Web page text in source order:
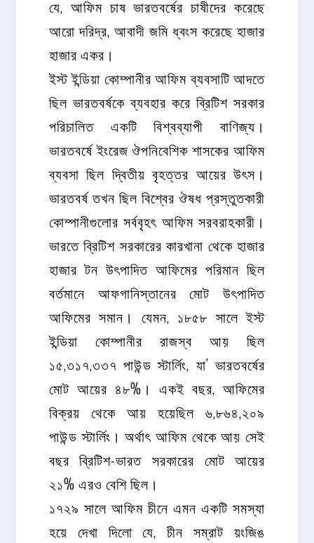
যে, আফিম চাষ ভারতবর্ষের চাষীদের করেছে
আরো দরিদ্র, আবাদী জমি ধ্বংস করেছে হাজার
হাজার একর।
ইস্ট ইন্ডিয়া কোম্পানীর আফিম ব্যবসাটি আদতে
ছিল ভারতবর্ষকে ব্যবহার করে ব্রিটিশ সরকার
পরিচালিত একটি বিশ্বব্যাপী বাণিজ্য।
ভারতবর্ষে ইংরেজ ঔপনিবেশিক শাসকের আফিম
ব্যবসা ছিল দ্বিতীয় বৃহত্তর আয়ের উৎস।
ভারতবর্ষ তখন ছিল বিশ্বের ঔষধ প্রস্তুতকারী
কোম্পানীগুলোর সর্ববৃহৎ আফিম সরবরাহকারী।
ভারতে ব্রিটিশ সরকারের কারখানা থেকে হাজার
হাজার টন উৎপাদিত আফিমের পরিমান ছিল
বর্তমানে আফগানিস্তানের মোট উৎপাদিত
আফিমের সমান। যেমন, ১৮৫৮ সালে ইস্ট
ইন্ডিয়া কোম্পানীর রাজস্ব আয় ছিল
১৫,৩১৭,৩৩৭ পাউন্ড স্টার্লিং, যা’ ভারতবর্ষের
মোট আয়ের ৪৮%। একই বছর, আফিমের
বিক্রয় থেকে আয় হয়েছিল ৬,৮৬৪,২০৯
পাউন্ড স্টার্লিং। অর্থাৎ আফিম থেকে আয় সেই
বছর ব্রিটিশ-ভারত সরকারের মোট আয়ের
২১% এরও বেশি ছিল।
১৭২৯ সালে আফিম চীনে এমন একটি সমস্যা
হয়ে দেখা দিলো যে, চীন সম্রাট য়ংজিঙ